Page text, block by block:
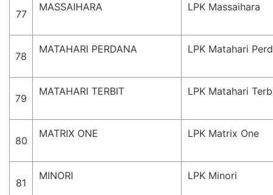
77
MASSAIHARA LPK Massaihara
78
MATAHARI PERDANA LPK Matahari
79
MATAHARI TERBIT LPK Matahari
80
MATRIX ONE LPK Matrix One
81
MINORI LPK Minori